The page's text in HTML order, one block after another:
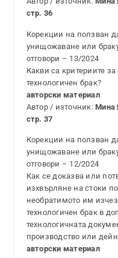
стр. 36
Корекции на ползван
унищожаване или
отговори – 13/2024
Какви са критериите
технологичен брак?
авторски материал
Автор / източник:Мина
стр. 37
Корекции на ползван
унищожаване или
отговори – 12/2024
Как се доказва или
изхвърляне на стоки
необратимото им
технологичен брак в
технологичната
производство или
авторски материал